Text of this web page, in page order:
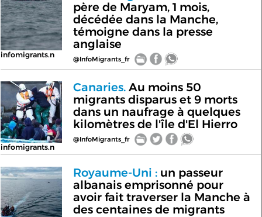
infomigrants.n
père de Maryam, 1 mois,
décédée dans la Manche,
témoigne dans la presse
anglaise
@InfoMigrants_fr
infomigrants.n
Canaries.Au moins 50
migrants disparus et 9 morts
dans un naufrage à quelques
kilomètres de l'île d'El Hierro
@InfoMigrants_fr
Royaume-Uni :un passeur
albanais emprisonné pour
avoir fait traverser la Manche à
des centaines de migrants